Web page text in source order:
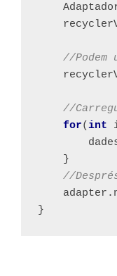
//
//
for(int
}
//
}